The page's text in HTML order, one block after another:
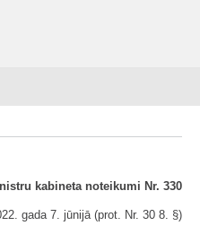
kabineta noteikumi Nr. 330
gada 7. jūnijā (prot. Nr. 30 8. §)